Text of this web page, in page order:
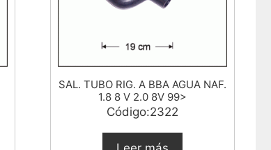
SAL. TUBO RIG. A BBA AGUA NAF.
1.8 8 V 2.0 8V 99>
Código:2322